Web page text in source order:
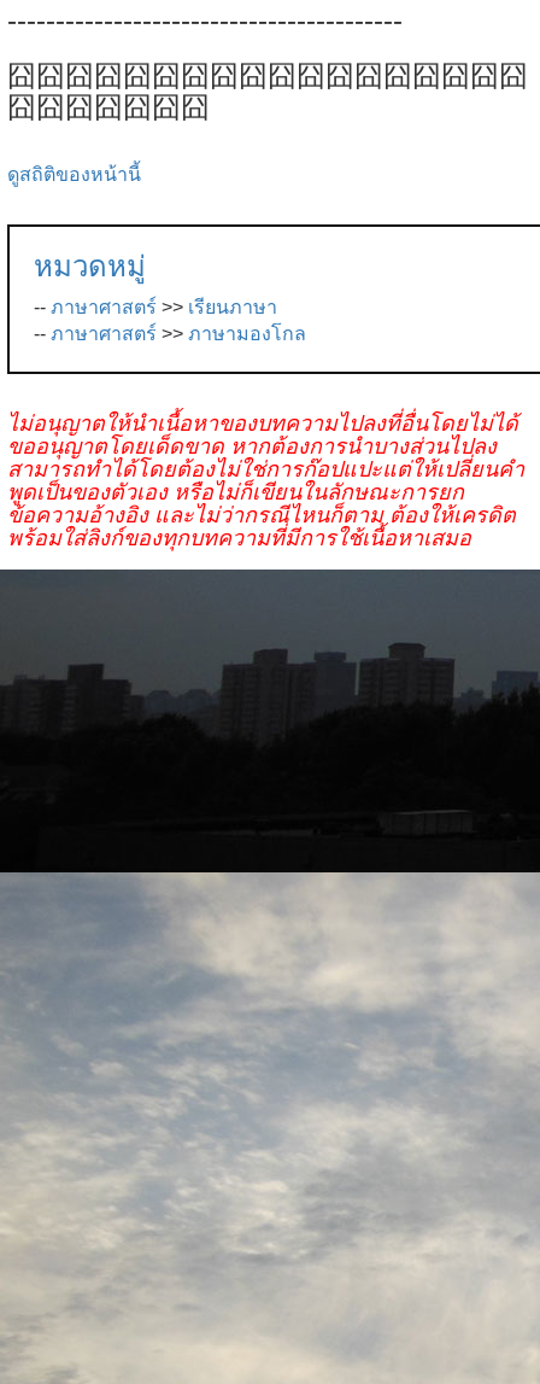
-----------------------------------------
囧囧囧囧囧囧囧囧囧囧囧囧囧囧囧囧囧囧
囧囧囧囧囧囧囧
ดูสถิติของหน้านี้
หมวดหมู่
-- ภาษาศาสตร์ >> เรียนภาษา
-- ภาษาศาสตร์ >> ภาษามองโกล
ไม่อนุญาตให้นำเนื้อหาของบทความไปลงที่อื่นโดยไม่ได้
ขออนุญาตโดยเด็ดขาด หากต้องการนำบางส่วนไปลง
สามารถทำได้โดยต้องไม่ใช่การก๊อปแปะแต่ให้เปลี่ยนคำ
พูดเป็นของตัวเอง หรือไม่ก็เขียนในลักษณะการยก
ข้อความอ้างอิง และไม่ว่ากรณีไหนก็ตาม ต้องให้เครดิต
พร้อมใส่ลิงก์ของทุกบทความที่มีการใช้เนื้อหาเสมอ